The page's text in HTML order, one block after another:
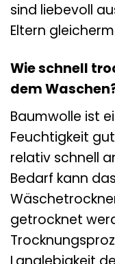
sind liebevoll
Eltern
Wie schnell
dem
Baumwolle ist
Feuchtigkeit
relativ schnell
Bedarf kann
getrocknet